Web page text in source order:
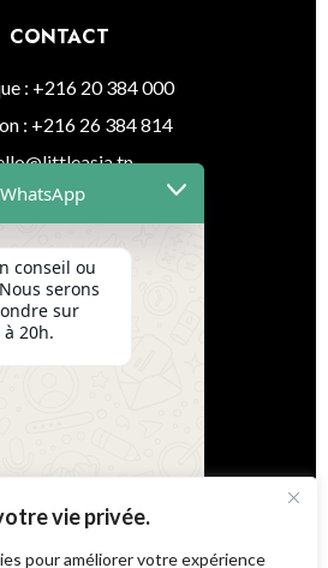
vie privée.
pour améliorer votre expérience
CONTACT
: +216 20 384 000
: +216 26 384 814
SUIVEZ-NOUS
Instagram
Facebook
Tiktok
Notre espace
Contact
légales
conseil ou
serons
sur
20h.